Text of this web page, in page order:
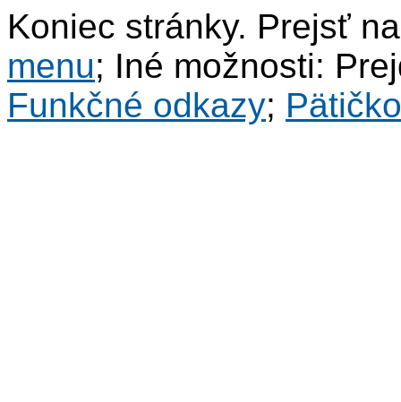
Koniec stránky. Prejsť
menu; Iné možnosti:
Funkčné odkazy;